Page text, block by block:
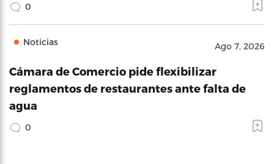
0
Noticias Ago 7, 2026
Cámara de Comercio pide flexibilizar
reglamentos de restaurantes ante falta de
agua
0